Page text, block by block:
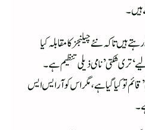
ہیں۔
تاکہ نئے چیلنجز کا مقابلہ کیا
‘تری شکتی’ نامی ذیلی تنظیم ہے۔
تو کیا گیاہے، مگر اس کو آر ایس ایس